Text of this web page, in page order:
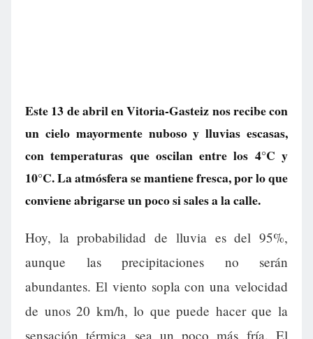
Este 13 de abril en Vitoria-Gasteiz nos recibe con
un cielo mayormente nuboso y lluvias escasas,
con temperaturas que oscilan entre los 4°C y
10°C. La atmósfera se mantiene fresca, por lo que
conviene abrigarse un poco si sales a la calle.
Hoy, la probabilidad de lluvia es del 95%,
aunque las precipitaciones no serán
abundantes. El viento sopla con una velocidad
de unos 20 km/h, lo que puede hacer que la
sensación térmica sea un poco más fría. El